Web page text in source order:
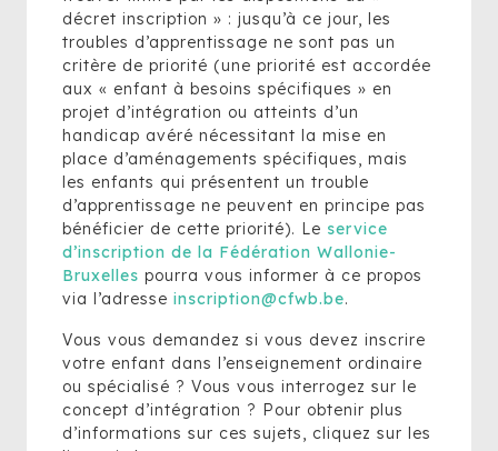
décret inscription » : jusqu’à ce jour, les
troubles d’apprentissage ne sont pas un
critère de priorité (une priorité est accordée
aux « enfant à besoins spécifiques » en
projet d’intégration ou atteints d’un
handicap avéré nécessitant la mise en
place d’aménagements spécifiques, mais
les enfants qui présentent un trouble
d’apprentissage ne peuvent en principe pas
bénéficier de cette priorité). Le service
d’inscription de la Fédération Wallonie-
Bruxelles pourra vous informer à ce propos
via l’adresse inscription@cfwb.be.
Vous vous demandez si vous devez inscrire
votre enfant dans l’enseignement ordinaire
ou spécialisé ? Vous vous interrogez sur le
concept d’intégration ? Pour obtenir plus
d’informations sur ces sujets, cliquez sur les